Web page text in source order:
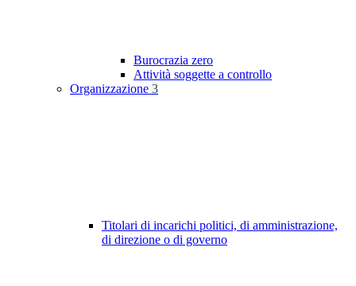
Burocrazia zero
Attività soggette a controllo
Organizzazione 3
Titolari di incarichi politici, di amministrazione,
di direzione o di governo